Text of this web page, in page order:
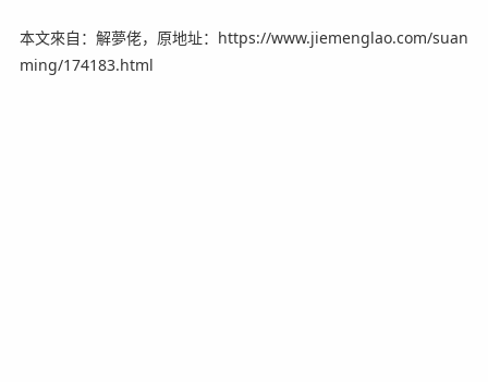
本文來自：解夢佬，原地址：https://www.jiemenglao.com/suan
ming/174183.html